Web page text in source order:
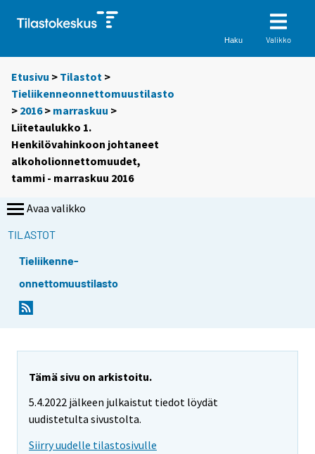
Haku Valikko
Etusivu > Tilastot >
Tieliikenneonnettomuustilasto
> 2016> marraskuu >
Liitetaulukko 1.
Henkilövahinkoon johtaneet
alkoholionnettomuudet,
tammi - marraskuu 2016
Avaa valikko
TILASTOT
Tieliikenne-
onnettomuustilasto
Tämä sivu on arkistoitu.
5.4.2022 jälkeen julkaistut tiedot löydät
uudistetulta sivustolta.
Siirry uudelle tilastosivulle